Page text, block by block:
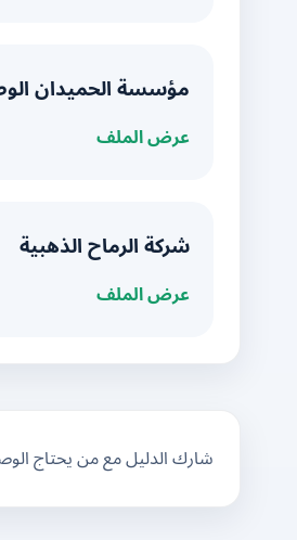
مؤسسة الحميدان
عرض الملف
شركة الرماح الذهبية
عرض الملف
شارك الدليل مع من يحتاج